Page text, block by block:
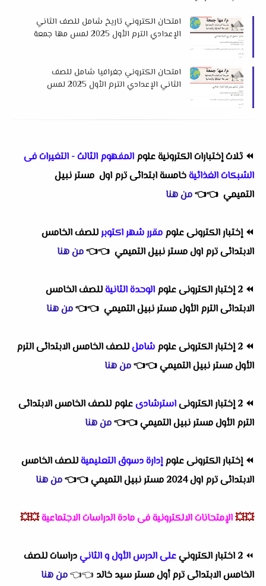
امتحان الكتروني تاريخ شامل للصف الثاني
الإعدادي الترم الأول 2025 لمس مها جمعة
امتحان الكتروني جغرافيا شامل للصف
الثاني الإعدادي الترم الأول 2025 لمس
⏪ ثلاث إختبارات الكترونية علوم المفهوم الثالث - التغيرات فى
الشبكات الغذائيةخامسة ابتدائى ترم اول مستر نبيل
التميمي 👈
👈من هنا
⏪إختبار الكترونى علوم مقرر شهر اكتوبرللصف الخامس
الابتدائى ترم اول مستر نبيل التميمي 👈
👈من هنا
⏪ 2 إختبار الكترونى علوم الوحدة الثانيةللصف الخامس
الابتدائى الترم الأول مستر نبيل التميمي 👈
👈من هنا
⏪ 2 إختبار الكترونى علوم شاملللصف الخامس الابتدائى الترم
الأول مستر نبيل التميمي👈
👈من هنا
⏪ 2 إختبار الكترونى استرشادىعلوم للصف الخامس الابتدائى
الترم الأول مستر نبيل التميمي👈
👈من هنا
⏪إختبار الكترونى علومإدارة دسوق التعليميةللصف الخامس
الابتدائى ترم اول 2024 مستر نبيل التميمي
👈
👈من هنا
💥💥الإمتحانات الالكترونية فى مادة الدراسات الاجتماعية💥💥
⏪ 2 اختبار الكتروني على الدرس الأول و الثانيدراسات للصف
الخامس الابتدائى ترم أول مستر سيد خالد 👈
👈من هنا